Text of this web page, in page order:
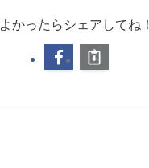
よかったらシェアしてね！